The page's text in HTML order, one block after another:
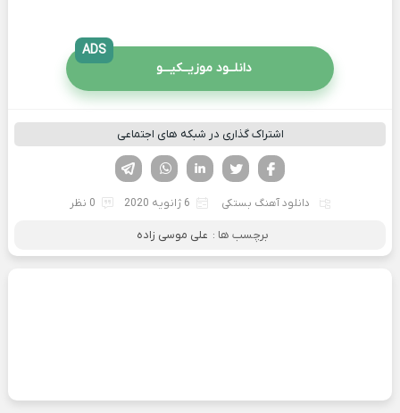
دانلــود موزیــکیـــو
ADS
اشتراک گذاری در شبکه های اجتماعی
لینکدین تویتر
فیسوک
دانلود آهنگ بستکی 6 ژانویه 2020 0 نظر
برچسب ها : علی موسی زاده